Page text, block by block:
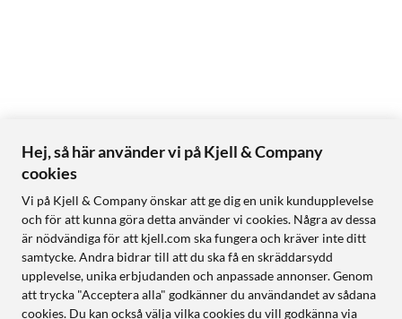
Hej, så här använder vi på Kjell & Company
cookies
Vi på Kjell & Company önskar att ge dig en unik kundupplevelse
och för att kunna göra detta använder vi cookies. Några av dessa
är nödvändiga för att kjell.com ska fungera och kräver inte ditt
samtycke. Andra bidrar till att du ska få en skräddarsydd
upplevelse, unika erbjudanden och anpassade annonser. Genom
att trycka "Acceptera alla" godkänner du användandet av sådana
cookies. Du kan också välja vilka cookies du vill godkänna via